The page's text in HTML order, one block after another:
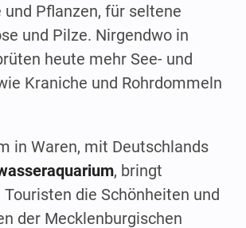
und Pflanzen, für seltene
und Pilze. Nirgendwo in
heute mehr See- und
Kraniche und Rohrdommeln
in Waren, mit Deutschlands
, bringt
die Schönheiten und
der Mecklenburgischen